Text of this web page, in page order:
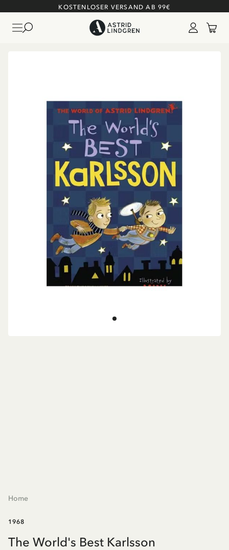
KOSTENLOSER VERSAND AB 99€
Home
1968
The World's Best Karlsson